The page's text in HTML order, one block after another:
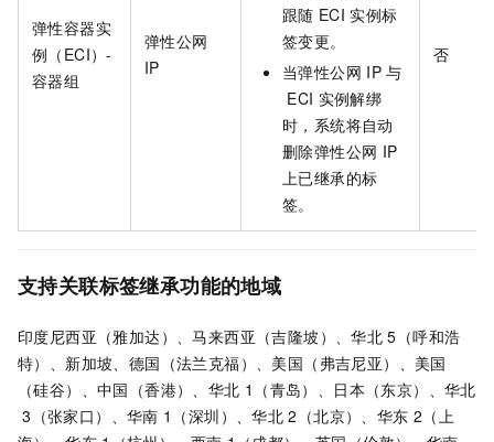
弹性容器实
例（ECI）-
容器组
弹性公网
IP
跟随 ECI 实例标
签变更。
当弹性公网 IP 与
ECI 实例解绑
时，系统将自动
删除弹性公网 IP
上已继承的标
签。
否
支持关联标签继承功能的地域
印度尼西亚（雅加达）、马来西亚（吉隆坡）、华北 5（呼和浩
特）、新加坡、德国（法兰克福）、美国（弗吉尼亚）、美国
（硅谷）、中国（香港）、华北 1（青岛）、日本（东京）、华北
3（张家口）、华南 1（深圳）、华北 2（北京）、华东 2（上